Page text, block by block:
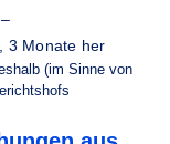
–
3 Monate her
(im Sinne von